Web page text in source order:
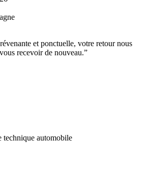
et ponctuelle, votre retour nous
recevoir de nouveau.”
technique automobile